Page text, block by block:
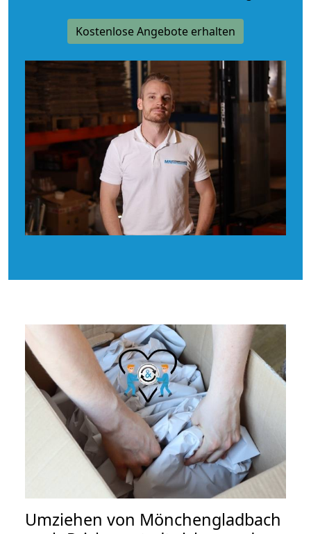
Kostenlose Angebote erhalten
Umziehen von Mönchengladbach